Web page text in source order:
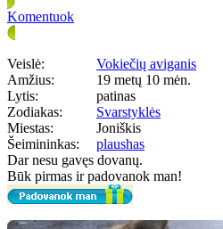
Komentuok
Veislė:
Vokiečių aviganis
Amžius:
19 metų 10 mėn.
Lytis:
patinas
Zodiakas:
Svarstyklės
Miestas:
Joniškis
Šeimininkas:
plaushas
Dar nesu gavęs dovanų.
Būk pirmas ir padovanok man!